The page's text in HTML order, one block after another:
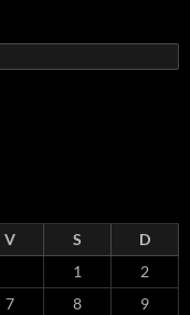
V S
D
1
2
7 8
9